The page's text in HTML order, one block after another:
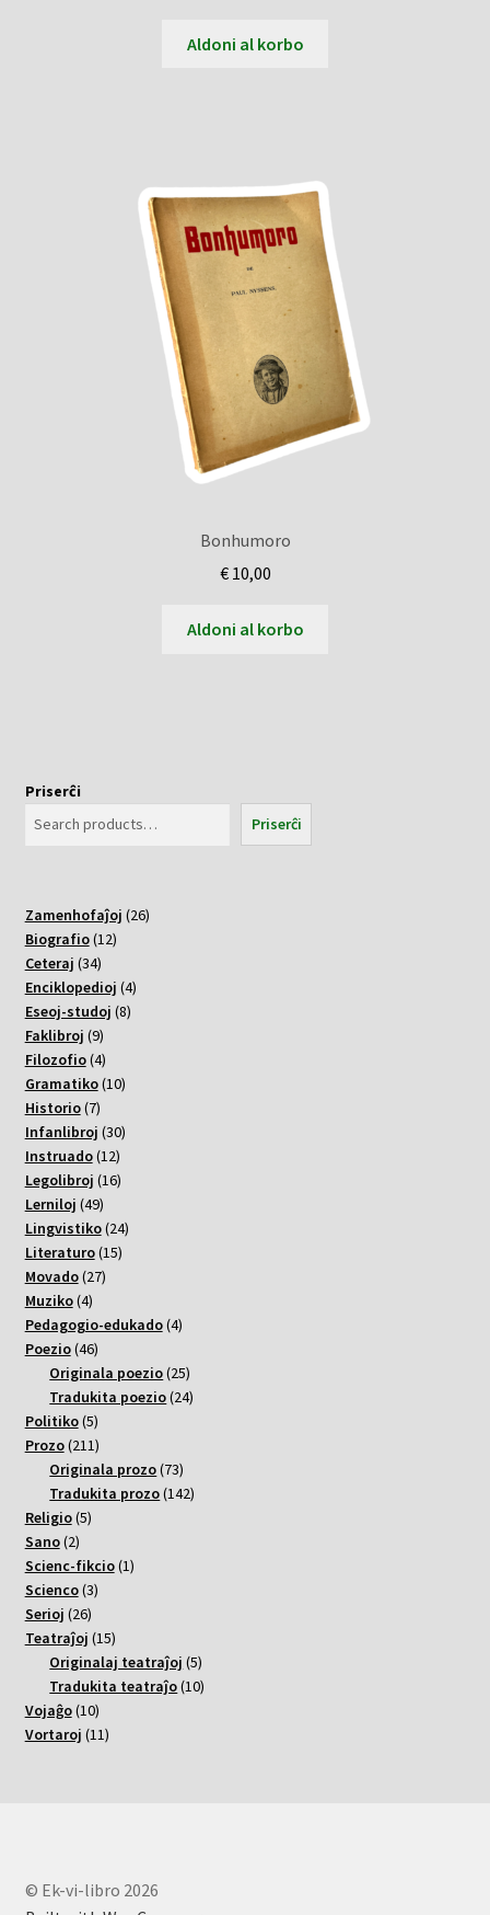
Aldoni al korbo
Bonhumoro
€10,00
Aldoni al korbo
Priserĉi
Priserĉi
Zamenhofaĵoj 2626
Biografio 1212
Ceteraj 3434
varoj
Enciklopedioj 44
Eseoj-studoj 88
Faklibroj 99
varoj
Filozofio 44
varoj
Gramatiko 1010
Historio 77
varoj
Infanlibroj 3030
Instruado 1212
varoj
Legolibroj 1616
Lerniloj 4949
varoj
Lingvistiko 2424
Literaturo 1515
Movado 2727
Muziko 44
varoj
Pedagogio-edukado 44
Poezio 4646
varoj
Originala poezio 2525
varoj
Tradukita poezio 2424
Politiko 55
varoj
Prozo 211211
varoj
Originala prozo 7373
varoj
Tradukita prozo 142142
Religio 55
Sano 22
varoj
Scienc-fikcio 11
Scienco 33
Serioj 2626
varoj
Teatraĵoj 1515
varoj
Originalaj teatraĵoj 55
varoj
Tradukita teatraĵo 1010
Vojaĝo 1010
varoj
Vortaroj 1111
© Ek-vi-libro 2026